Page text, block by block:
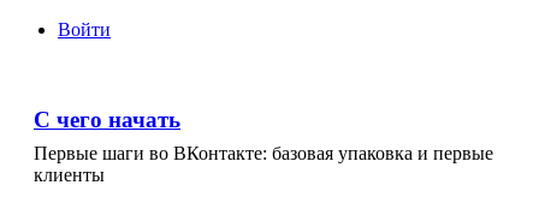
Войти
С чего начать
Первые шаги во ВКонтакте: базовая упаковка и первые
клиенты